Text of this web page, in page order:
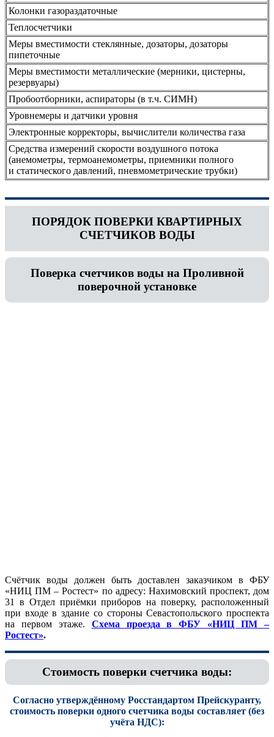
Колонки газораздаточные
Теплосчетчики
Меры вместимости стеклянные, дозаторы, дозаторы
пипеточные
Меры вместимости металлические (мерники, цистерны,
резервуары)
Пробоотборники, аспираторы (в т.ч. СИМН)
Уровнемеры и датчики уровня
Электронные корректоры, вычислители количества газа
Средства измерений скорости воздушного потока
(анемометры, термоанемометры, приемники полного
и статического давлений, пневмометрические трубки)
ПОРЯДОК ПОВЕРКИ КВАРТИРНЫХ
СЧЕТЧИКОВ ВОДЫ
Поверка счетчиков воды на Проливной
поверочной установке
Счётчик воды должен быть доставлен заказчиком в ФБУ
«НИЦ ПМ – Ростест» по адресу: Нахимовский проспект, дом
31 в Отдел приёмки приборов на поверку, расположенный
при входе в здание со стороны Севастопольского проспекта
на первом этаже. Схема проезда в ФБУ «НИЦ ПМ –
Ростест».
Стоимость поверки счетчика воды:
Согласно утверждённому Росстандартом Прейскуранту,
стоимость поверки одного счетчика воды составляет (без
учёта НДС):